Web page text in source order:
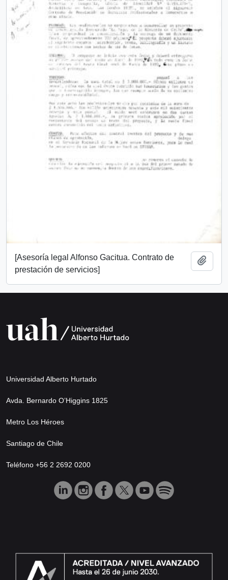
[Asesoría legal Alfonso Gacitua. Contrato de
prestación de servicios]
Universidad Alberto Hurtado
Avda. Bernardo O’Higgins 1825
Metro Los Héroes
Santiago de Chile
Teléfono +56 2 2692 0200